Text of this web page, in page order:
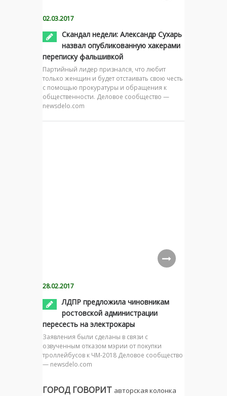
02.03.2017
Скандал недели: Александр Сухарь
назвал опубликованную хакерами
переписку фальшивкой
Партийный лидер признался, что любит
только женщин и будет отстаивать свою честь
с помощью прокуратуры и обращения к
общественности. Деловое сообщество —
newsdelo.com
28.02.2017
ЛДПР предложила чиновникам
ростовской администрации
пересесть на электрокары
Заявления были сделаны в связи с
озвученным отказом мэрии от покупки
троллейбусов к ЧМ-2018 Деловое сообщество
— newsdelo.com
ГОРОД ГОВОРИТ авторская колонка